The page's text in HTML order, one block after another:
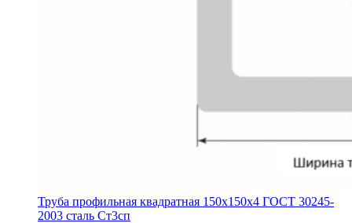
Труба профильная квадратная 150х150х4 ГОСТ 30245-
2003 сталь Ст3сп